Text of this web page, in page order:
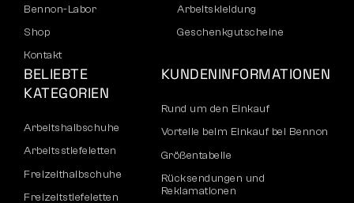
Bennon-Labor
Shop
Kontakt
Arbeitskleidung
Geschenkgutscheine
BELIEBTE
KATEGORIEN
Arbeitshalbschuhe
Arbeitsstiefeletten
Freizeithalbschuhe
Freizeitstiefeletten
KUNDENINFORMATIONEN
Rund um den Einkauf
Vorteile beim Einkauf bei Bennon
Größentabelle
Rücksendungen und
Reklamationen